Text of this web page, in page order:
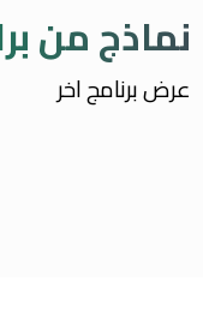
نماذج من
عرض برنامج اخر